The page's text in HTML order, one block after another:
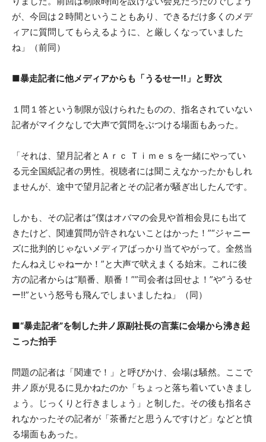
が、今回は２時間ということもあり、できるだけ多くのメデ
ィアに質問してもらえるように、と厳しくなっていました
ね」（前同）
■暴走記者に他メディアからも「うるせー!!」と野次
１問１答という制限が設けられたものの、指名されていない
記者がマイクなしで大声で質問をぶつける場面もあった。
「それは、望月記者とＡｒｃ Ｔｉｍｅｓを一緒にやってい
る元全国紙記者の男性。視聴者には聞こえなかったかもしれ
ませんが、途中で望月記者とその記者が騒ぎ出したんです。
しかも、その記者は“僕はオバマの会見や首相会見にも出て
きたけど、関連質問が許されないことはかった！”“ジャニー
ズに批判的じゃないメディアばっかり当てやがって。全然当
たんねえじゃねーか！”と大声で吠えまくる始末。これに後
方の記者からは“順番、順番！””司会者は回せよ！”や“うるせ
ー!!”という怒号も飛んでしまいましたね」（同）
■“暴走記者”を制した井ノ原副社長の言葉に会場から沸き起
こった拍手
問題の記者は「関連で！」と呼びかけ、会場は騒然。ここで
井ノ原が見るに見かねたのか「ちょっと落ち着いていきまし
ょう。じっくりと行きましょう」と制した。その後も指名さ
れなかったその記者が「茶番だと思うんですけど」などと憤
る場面もあった。